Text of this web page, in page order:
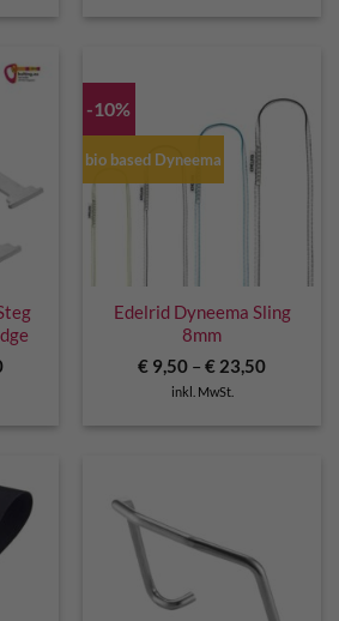
-10%
bio based Dyneema
Edelrid Dyneema Sling
8mm
€ 9,50 – € 23,50
inkl. MwSt.